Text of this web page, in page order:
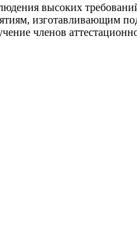
высоких
изготавливающим
членов